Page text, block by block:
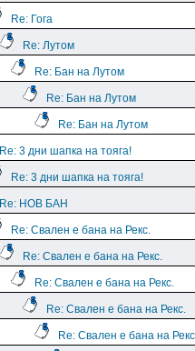
Re: Гога
Re: Лутом
Re: Бан на Лутом
Re: Бан на Лутом
Re: Бан на Лутом
Re: 3 дни шапка на тояга!
Re: 3 дни шапка на тояга!
Re: НОВ БАН
Re: Свален е бана на Рекс.
Re: Свален е бана на Рекс.
Re: Свален е бана на Рекс.
Re: Свален е бана на Рекс.
Re: Свален е бана на